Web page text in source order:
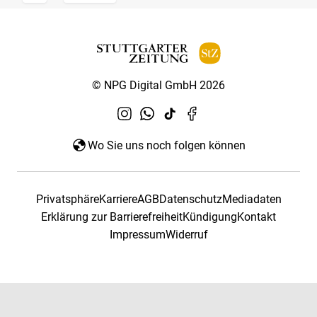
© NPG Digital GmbH 2026
Wo Sie uns noch folgen können
PrivatsphäreKarriereAGBDatenschutzMediadaten
Erklärung zur BarrierefreiheitKündigungKontakt
ImpressumWiderruf